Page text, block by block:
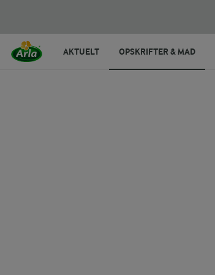
AKTUELT OPSKRIFTER & MAD